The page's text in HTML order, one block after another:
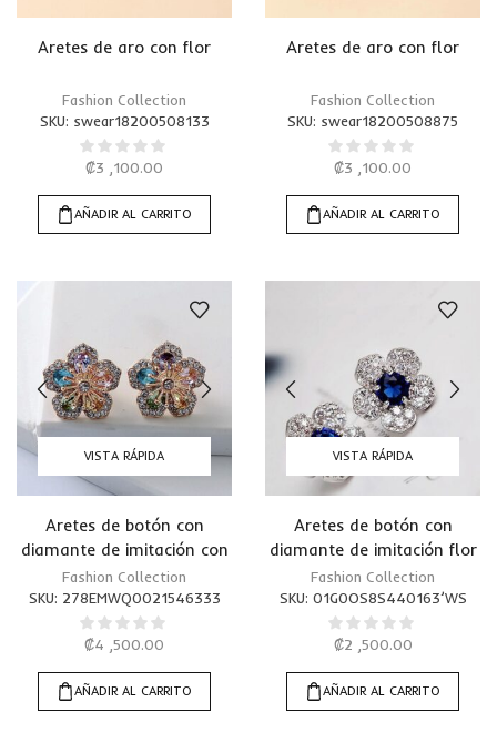
Aretes de aro con flor
Fashion Collection
SKU: swear18200508133
₡3 ,100.00
AÑADIR AL CARRITO
Aretes de aro con flor
Fashion Collection
SKU: swear18200508875
₡3 ,100.00
AÑADIR AL CARRITO
VISTA RÁPIDA
Aretes de botón con
diamante de imitación con
diseño de flor
Fashion Collection
SKU: 278EMWQ0021546333
₡4 ,500.00
AÑADIR AL CARRITO
VISTA RÁPIDA
Aretes de botón con
diamante de imitación flor
Fashion Collection
SKU: 01G0OS8S440163’WS
₡2 ,500.00
AÑADIR AL CARRITO